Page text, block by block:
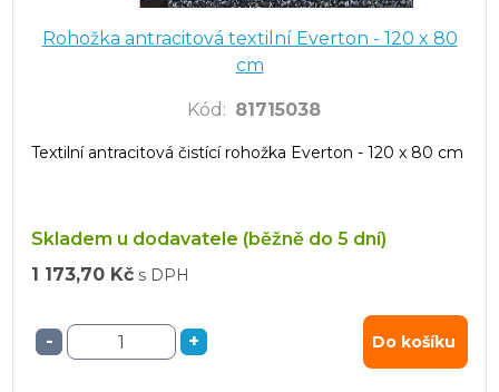
Rohožka antracitová textilní Everton - 120 x 80
cm
Kód : 81715038
Textilní antracitová čistící rohožka Everton - 120 x 80 cm
Skladem u dodavatele (běžně do 5 dní)
1 173,70 Kč s DPH
- + Do košíku